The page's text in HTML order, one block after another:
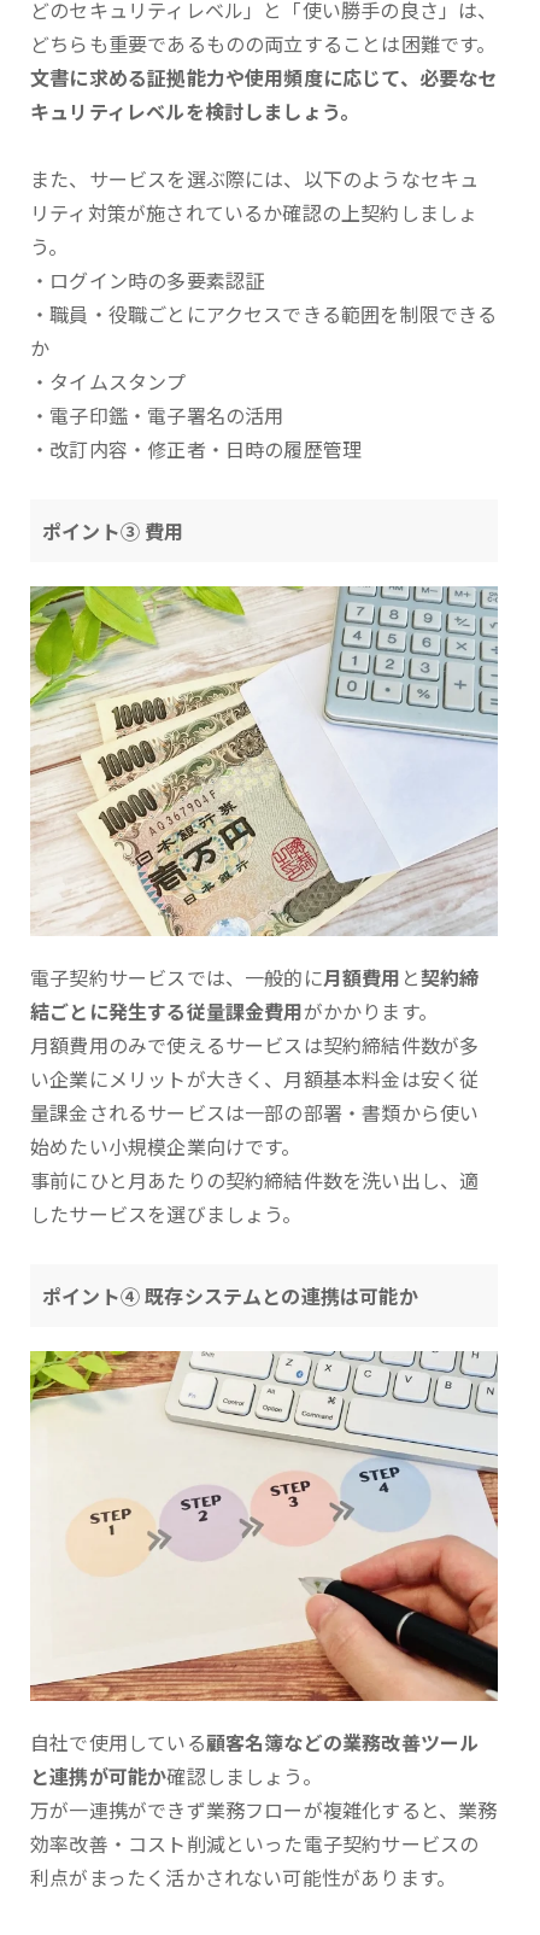
どのセキュリティレベル」と「使い勝手の良さ」は、
どちらも重要であるものの両立することは困難です。
文書に求める証拠能力や使用頻度に応じて、必要なセ
キュリティレベルを検討しましょう。
また、サービスを選ぶ際には、以下のようなセキュ
リティ対策が施されているか確認の上契約しましょ
う。
・ログイン時の多要素認証
・職員・役職ごとにアクセスできる範囲を制限できる
か
・タイムスタンプ
・電子印鑑・電子署名の活用
・改訂内容・修正者・日時の履歴管理
ポイント③ 費用
電子契約サービスでは、一般的に月額費用 と契約締
結ごとに発生する従量課金費用がかかります。
月額費用のみで使えるサービスは契約締結件数が多
い企業にメリットが大きく、月額基本料金は安く従
量課金されるサービスは一部の部署・書類から使い
始めたい小規模企業向けです。
事前にひと月あたりの契約締結件数を洗い出し、適
したサービスを選びましょう。
ポイント④ 既存システムとの連携は可能か
自社で使用している顧客名簿などの業務改善ツール
と連携が可能か確認しましょう。
万が一連携ができず業務フローが複雑化すると、業務
効率改善・コスト削減といった電子契約サービスの
利点がまったく活かされない可能性があります。